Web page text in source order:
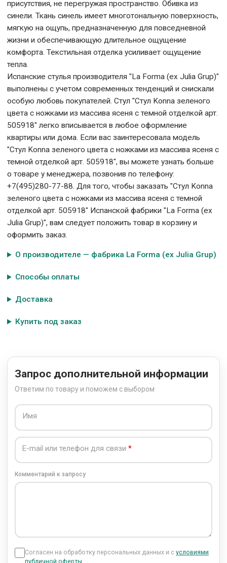
присутствия, не перегружая пространство. Обивка из
синели. Ткань синель имеет многотональную поверхность,
мягкую на ощупь, предназначенную для повседневной
жизни и обеспечивающую длительное ощущение
комфорта. Текстильная отделка усиливает ощущение
тепла.
Испанские стулья производителя "La Forma (ех Julia Grup)"
выполнены с учетом современных тенденций и снискали
особую любовь покупателей. Стул "Стул Konna зеленого
цвета с ножками из массива ясеня с темной отделкой арт.
505918" легко вписывается в любое оформление
квартиры или дома. Если вас заинтересовала модель
"Стул Konna зеленого цвета с ножками из массива ясеня с
темной отделкой арт. 505918", вы можете узнать больше
о товаре у менеджера, позвонив по телефону:
+7(495)280-77-88. Для того, чтобы заказать "Стул Konna
зеленого цвета с ножками из массива ясеня с темной
отделкой арт. 505918" Испанской фабрики "La Forma (ех
Julia Grup)", вам следует положить товар в корзину и
оформить заказ.
О производителе — фабрика La Forma (ех Julia Grup)
Способы оплаты
Доставка
Купить под заказ
Запрос дополнительной информации
Ответим по товару и поможем с выбором
Имя
E-mail или телефон для связи
Комментарий к запросу
Согласен на обработку персональных данных и с условиями
публичной оферты